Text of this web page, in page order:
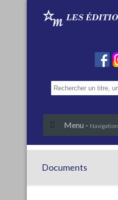
Menu - Navigation
Documents